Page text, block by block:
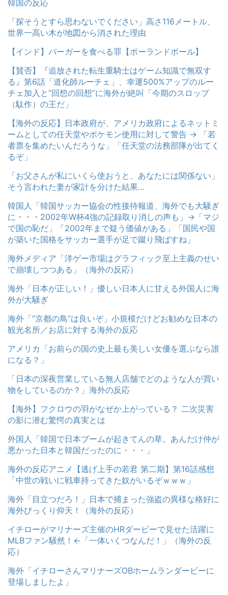
韓国の反応
「探そうとすら思わないでください」高さ116メートル、
世界一高い木が地図から消された理由
【インド】バーガーを食べる罪【ポーランドボール】
【賛否】『追放された転生重騎士はゲーム知識で無双す
る』第6話「道化師ルーチェ」、幸運500%アップのルー
チェ加入と“回想の回想”に海外が絶叫「今期のスロップ
（駄作）の王だ」
【海外の反応】日本政府が、アメリカ政府によるネットミ
ームとしての任天堂やポケモン使用に対して警告 → 「若
者票を集めたいんだろうな」「任天堂の法務部隊が出てく
るぞ」
「お父さんが私にいくら使おうと、あなたには関係ない」
そう言われた妻が家計を分けた結果…
韓国人「韓国サッカー協会の性接待報道、海外でも大騒ぎ
に・・・2002年W杯4強の記録取り消しの声も」→「マジ
で国の恥だ」「2002年まで疑う価値がある」「国民や国
が築いた国格をサッカー選手が足で蹴り飛ばすね」
海外メディア「洋ゲー市場はグラフィック至上主義のせい
で崩壊しつつある」（海外の反応）
海外「日本が正しい！」優しい日本人に甘える外国人に海
外が大騒ぎ
海外「”京都の鳥”は良いぞ」小規模だけどお勧めな日本の
観光名所／お店に対する海外の反応
アメリカ「お前らの国の史上最も美しい女優を選ぶなら誰
になる？」
「日本の深夜営業している無人店舗でどのような人が買い
物をしているのか？」海外の反応
【海外】フクロウの羽がなぜか上がっている？ 二次災害
の影に潜む驚愕の真実とは
外国人「韓国で日本ブームが起きてんの草。あんだけ仲が
悪かった日本と韓国だったのに・・・」
海外の反応アニメ【逃げ上手の若君 第二期】第16話感想
「中世の戦いに戦車持ってきた奴がいるぞｗｗｗ」
海外「目立つだろ！」日本で捕まった強盗の異様な格好に
海外びっくり仰天！（海外の反応）
イチローがマリナーズ主催のHRダービーで見せた活躍に
MLBファン騒然！←「一体いくつなんだ！」（海外の反
応）
海外「イチローさんマリナーズOBホームランダービーに
登場しましたよ」